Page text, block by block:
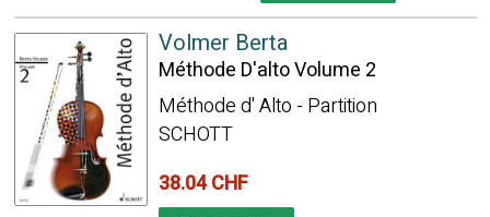
Volmer Berta
Méthode D'alto Volume 2
Méthode d' Alto - Partition
SCHOTT
38.04 CHF